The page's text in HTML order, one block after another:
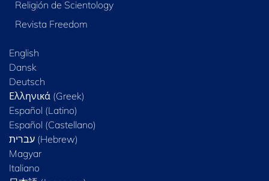
Religión de Scientology
Revista Freedom
English
Dansk
Deutsch
Ελληνικά (Greek)
Español (Latino)
Español (Castellano)
Magyar
Italiano